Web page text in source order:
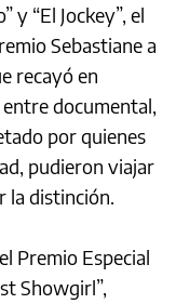
y “El Jockey”, el
Sebastiane a
recayó en
entre documental,
por quienes
pudieron viajar
la distinción.
Premio Especial
Showgirl”,